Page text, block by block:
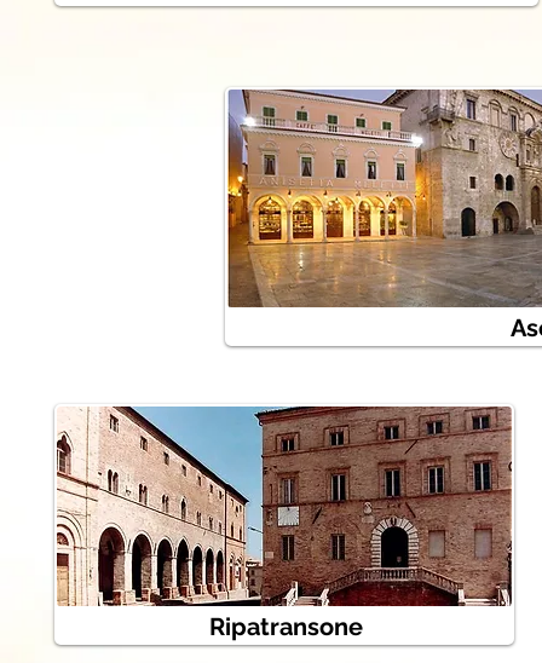
Ripatransone